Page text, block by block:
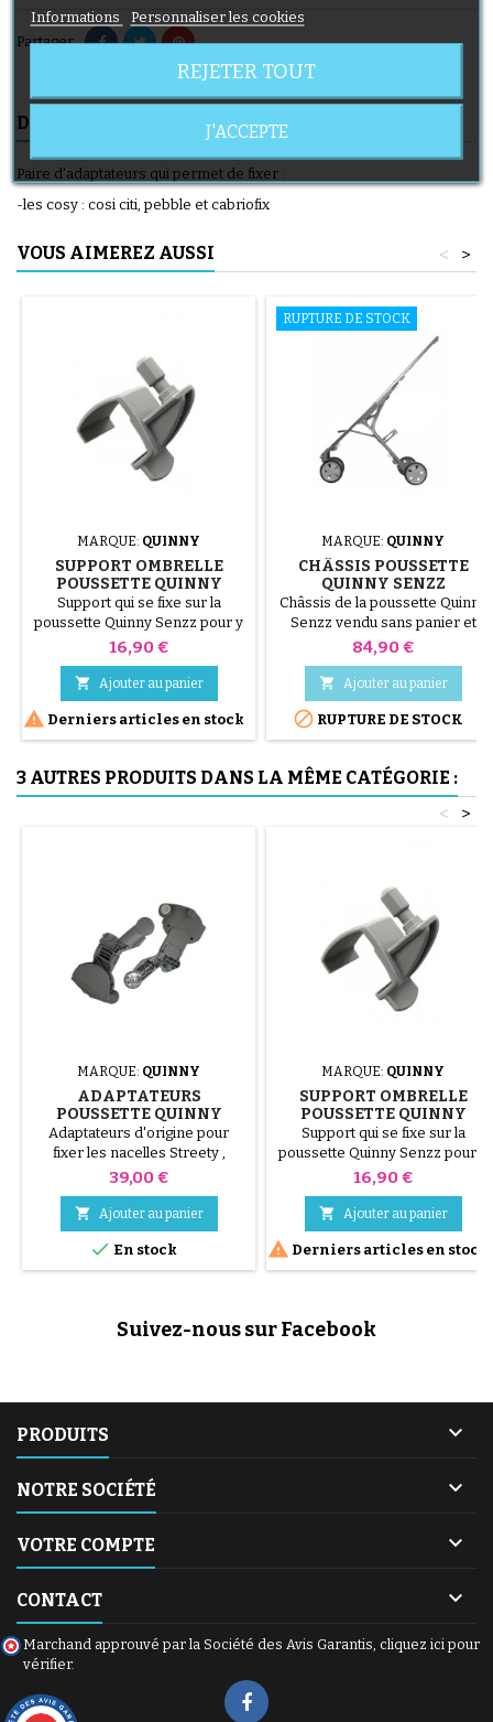
Partager
DESCRIPTION DÉTAILS DU PRODUIT
Paire d'adaptateurs qui permet de fixer :
-les cosy : cosi citi, pebble et cabriofix
VOUS AIMEREZ AUSSI >
<
MARQUE: QUINNY
SUPPORT OMBRELLE
POUSSETTE QUINNY
SENZZ
Support qui se fixe sur la
poussette Quinny Senzz pour y
accrocher une ombrelle Bébé
Prix
16,90 €
 Ajouter au panier
 Derniers articles en stock
RUPTURE DE STOCK
MARQUE: QUINNY
CHÂSSIS POUSSETTE
QUINNY SENZZ
Châssis de la poussette Quinny
Senzz vendu sans panier et
sans fixations Maxi Cosi
Prix
84,90 €
 Ajouter au panier
 RUPTURE DE STOCK
3 AUTRES PRODUITS DANS LA MÊME CATÉGORIE :
>
<
MARQUE: QUINNY
ADAPTATEURS
POUSSETTE QUINNY
SENZZ
Adaptateurs d'origine pour
fixer les nacelles Streety ,
Senzz et Compacte ; pour fixer
, sur la poussette Quinny Senzz
Prix
39,00 €
 Ajouter au panier
 En stock
MARQUE: QUINNY
SUPPORT OMBRELLE
POUSSETTE QUINNY
SENZZ
Support qui se fixe sur la
poussette Quinny Senzz pour y
accrocher une ombrelle Bébé
Prix
16,90 €
 Ajouter au panier
 Derniers articles en stock
Suivez-nous sur Facebook
PRODUITS 
NOTRE SOCIÉTÉ 
VOTRE COMPTE 
CONTACT 
Marchand approuvé par la Société des Avis Garantis, cliquez ici pour
vérifier.
Informations Personnaliser les cookies
REJETER TOUT
J'ACCEPTE